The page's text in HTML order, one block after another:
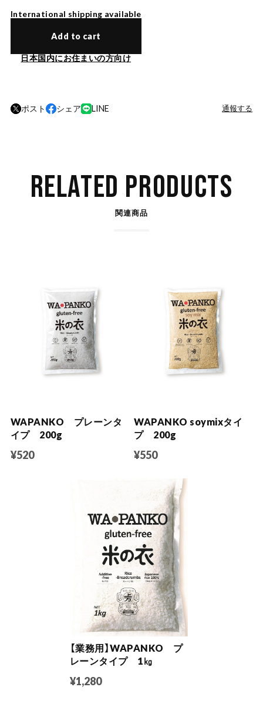
International shipping available
Add to cart
日本国内にお住まいの方向け
ポスト シェア LINE 通報する
RELATED PRODUCTS
関連商品
WAPANKO プレーンタ
イプ 200g
¥520
WAPANKO soymixタイ
プ 200g
¥550
【業務用】WAPANKO プ
レーンタイプ 1㎏
¥1,280